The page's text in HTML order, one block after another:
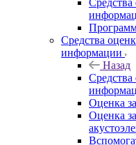
Средства
Средства
информации
Назад
Средства
Оценка
Оценка